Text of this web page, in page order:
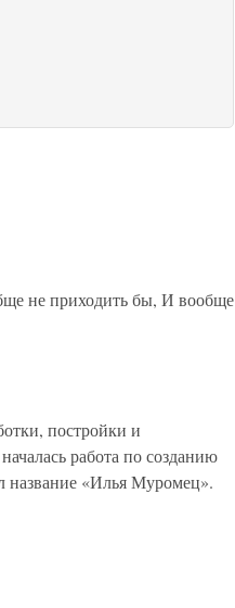
не приходить бы, И вообще
постройки и
работа по созданию
название «Илья Муромец».